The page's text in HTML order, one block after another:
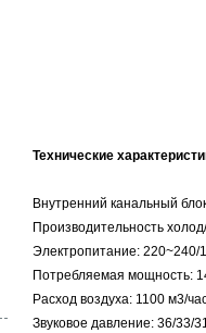
Технические
Внутренний канальный
Производительность
Электропитание: 220~240/
Потребляемая мощность:
Расход воздуха: 1100 м3/
Звуковое давление: 36/33/